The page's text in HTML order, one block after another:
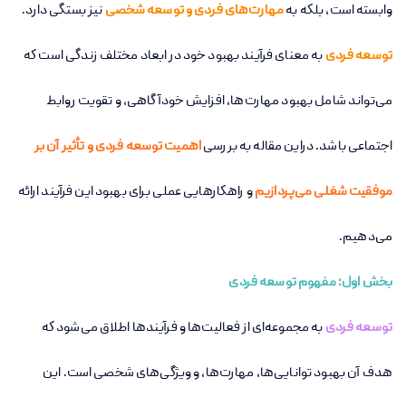
وابسته است، بلکه بهمهارت‌های فردی و توسعه شخصینیز بستگی دارد.
توسعه فردیبه معنای فرآیند بهبود خود در ابعاد مختلف زندگی است که
می‌تواند شامل بهبود مهارت‌ها، افزایش خودآگاهی، و تقویت روابط
اجتماعی باشد. دراین مقاله به بررسیاهمیت توسعه فردی و تأثیر آن بر
موفقیت شغلی می‌پردازیمو راهکارهایی عملی برای بهبود این فرآیند ارائه
می‌دهیم.
بخش اول: مفهوم توسعه فردی
توسعه فردیبه مجموعه‌ای از فعالیت‌ها و فرآیندها اطلاق می‌شود که
هدف آن بهبود توانایی‌ها، مهارت‌ها، و ویژگی‌های شخصی است. این